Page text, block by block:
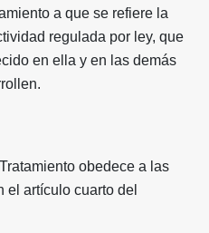
a que se refiere la
regulada por ley, que
en ella y en las demás
obedece a las
el artículo cuarto del